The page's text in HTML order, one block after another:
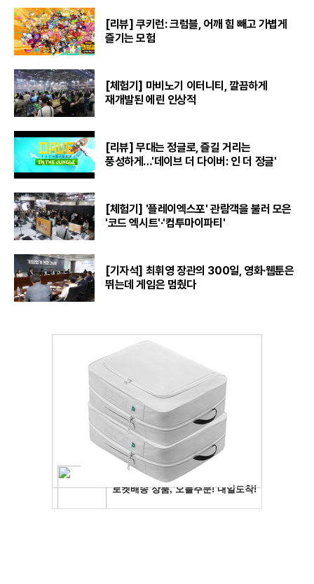
[리뷰] 쿠키런: 크럼블, 어깨 힘 빼고 가볍게
즐기는 모험
[체험기] 마비노기 이터니티, 깔끔하게
재개발된 에린 인상적
[리뷰] 무대는 정글로, 즐길 거리는
풍성하게…'데이브 더 다이버: 인 더 정글'
[체험기] '플레이엑스포' 관람객을 불러 모은
'코드 엑시트'·'컴투마이파티'
[기자석] 최휘영 장관의 300일, 영화·웹툰은
뛰는데 게임은 멈췄다